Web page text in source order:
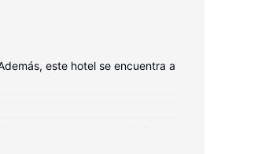
este hotel se encuentra a